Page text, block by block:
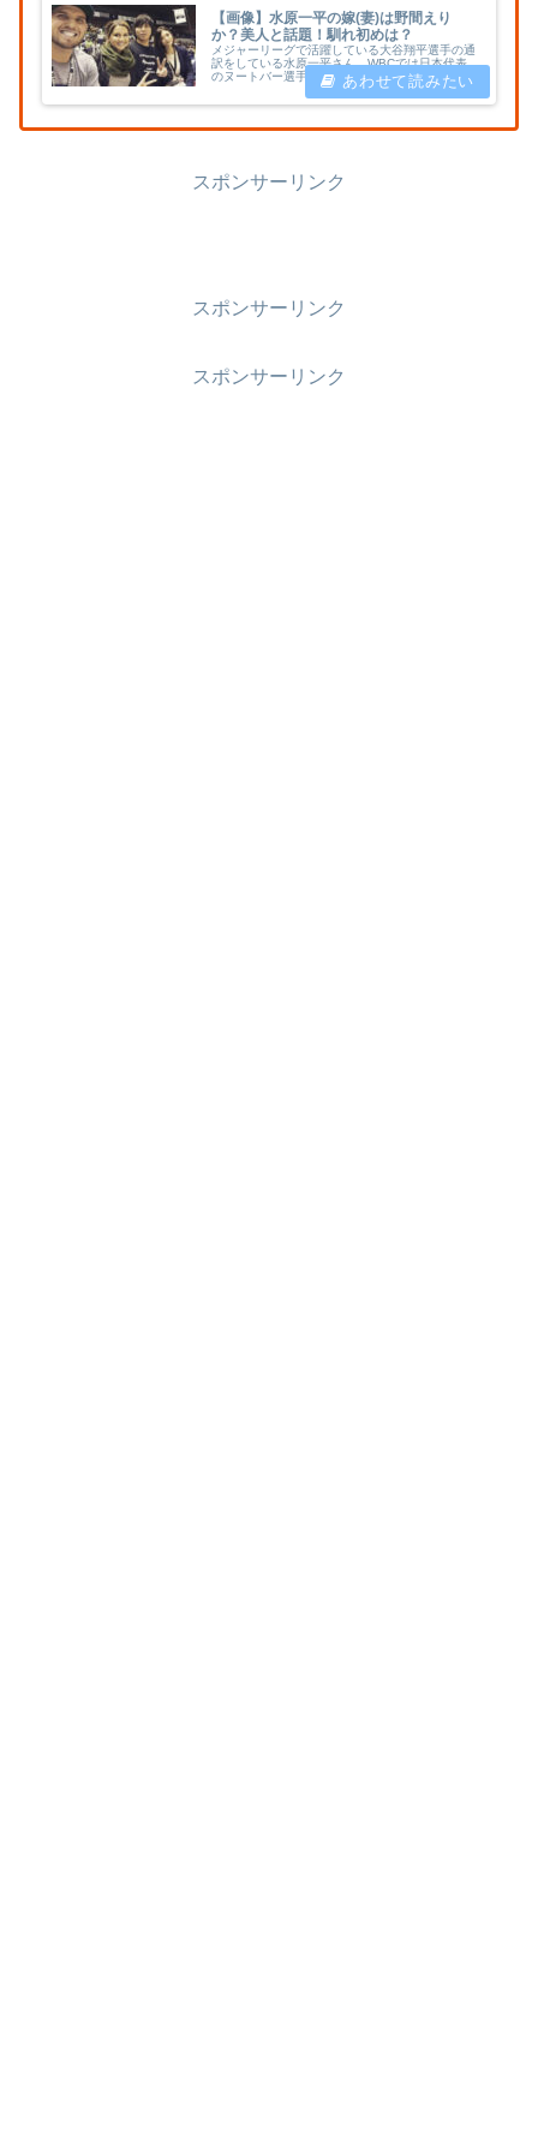
【画像】水原一平の嫁(妻)は野間えり
か？美人と話題！馴れ初めは？
メジャーリーグで活躍している大谷翔平選手の通
訳をしている水原一平さん。WBCでは日本代表
のヌートバー選手の通訳を務めていてテレビに
度々映っていますね！そんな水原さんの奥さんが
美人と話題です！実は過去に大谷さんと一緒に撮
る人物かもしれません！その時の画像もあわせて
スポンサーリンク
スポンサーリンク
スポンサーリンク